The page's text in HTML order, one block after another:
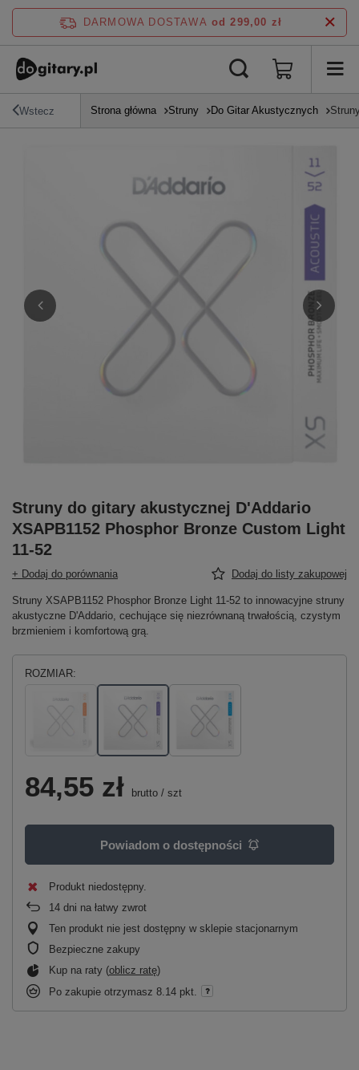
DARMOWA DOSTAWA od 299,00 zł
Wstecz Strona główna Struny Do Gitar Akustycznych
Struny do gitary akustycznej D'Addario
XSAPB1152 Phosphor Bronze Custom Light
11-52
+ Dodaj do porównania Dodaj do listy zakupowej
Struny XSAPB1152 Phosphor Bronze Light 11-52 to innowacyjne struny
akustyczne D'Addario, cechujące się niezrównaną trwałością, czystym
brzmieniem i komfortową grą.
ROZMIAR
84,55 zł brutto / szt
Powiadom o dostępności
Produkt niedostępny
14 dni na łatwy zwrot
Ten produkt nie jest dostępny w sklepie stacjonarnym
Bezpieczne zakupy
Kup na raty (oblicz ratę)
Po zakupie otrzymasz 8.14 pkt.